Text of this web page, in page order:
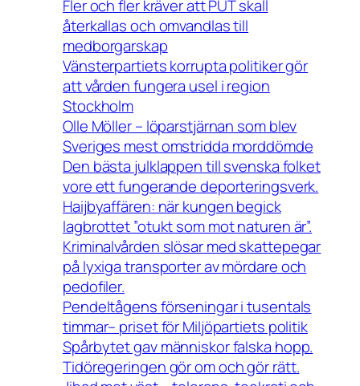
Fler och fler kräver att PUT skall
återkallas och omvandlas till
medborgarskap
Vänsterpartiets korrupta politiker gör
att vården fungera usel i region
Stockholm
Olle Möller – löparstjärnan som blev
Sveriges mest omstridda morddömde
Den bästa julklappen till svenska folket
vore ett fungerande deporteringsverk.
Haijbyaffären: när kungen begick
lagbrottet ”otukt som mot naturen är”.
Kriminalvården slösar med skattepegar
på lyxiga transporter av mördare och
pedofiler.
Pendeltågens förseningar i tusentals
timmar– priset för Miljöpartiets politik
Spårbytet gav människor falska hopp.
Tidöregeringen gör om och gör rätt.